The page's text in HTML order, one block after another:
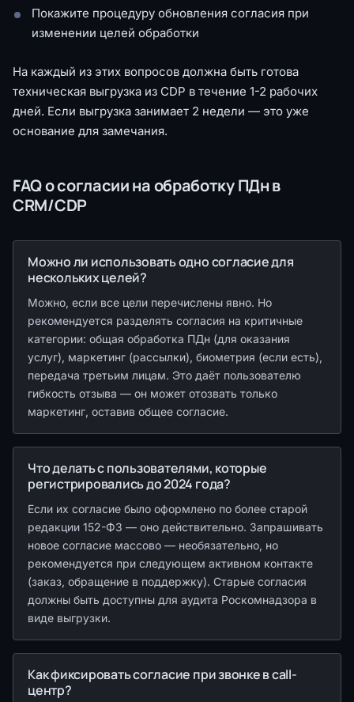
Покажите процедуру обновления согласия при
изменении целей обработки
На каждый из этих вопросов должна быть готова
техническая выгрузка из CDP в течение 1-2 рабочих
дней. Если выгрузка занимает 2 недели — это уже
основание для замечания.
FAQ о согласии на обработку ПДн в
CRM/CDP
Можно ли использовать одно согласие для
нескольких целей?
Можно, если все цели перечислены явно. Но
рекомендуется разделять согласия на критичные
категории: общая обработка ПДн (для оказания
услуг), маркетинг (рассылки), биометрия (если есть),
передача третьим лицам. Это даёт пользователю
гибкость отзыва — он может отозвать только
маркетинг, оставив общее согласие.
Что делать с пользователями, которые
регистрировались до 2024 года?
Если их согласие было оформлено по более старой
редакции 152-ФЗ — оно действительно. Запрашивать
новое согласие массово — необязательно, но
рекомендуется при следующем активном контакте
(заказ, обращение в поддержку). Старые согласия
должны быть доступны для аудита Роскомнадзора в
виде выгрузки.
Как фиксировать согласие при звонке в call-
центр?